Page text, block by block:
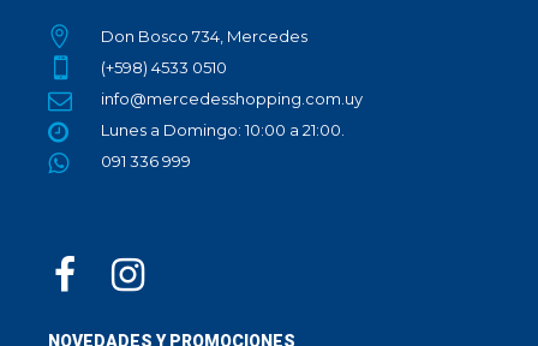
Don Bosco 734, Mercedes
(+598) 4533 0510
info@mercedesshopping.com.uy
Lunes a Domingo: 10:00 a 21:00.
091 336 999
NOVEDADES Y PROMOCIONES